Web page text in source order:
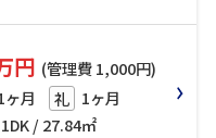
円 (管理費 1,000円)
ヶ月 礼 1ヶ月
/ 27.84㎡